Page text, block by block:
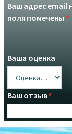
Ваш адрес email
поля помечены *
Ваша оценка
Ваш отзыв*